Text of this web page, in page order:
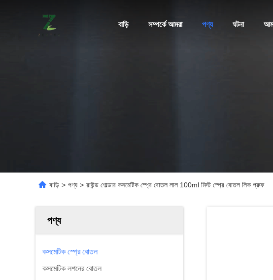
বাড়ি সম্পর্কে আমরা পণ্য ঘটনা
বাড়ি > পণ্য > রাউন্ড শোল্ডার কসমেটিক স্প্রে বোতল লাল 100ml মিস্ট স্প্রে বোতল লিক প্রুফ
পণ্য
কসমেটিক স্প্রে বোতল
কসমেটিক লশনের বোতল